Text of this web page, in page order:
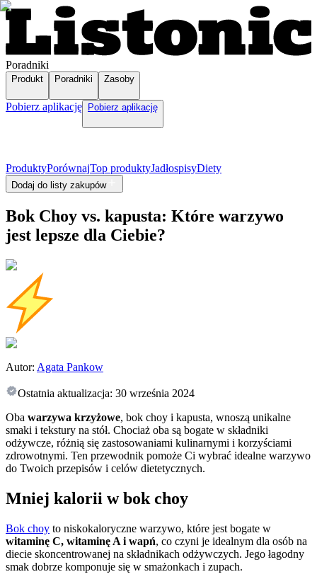
Poradniki
Produkt Poradniki Zasoby
Pobierz aplikację Pobierz aplikację
ProduktyPorównajTop produktyJadłospisyDiety
Dodaj do listy zakupów
Bok Choy vs. kapusta: Które warzywo
jest lepsze dla Ciebie?
Autor: Agata Pankow
Ostatnia aktualizacja: 30 września 2024
Oba warzywa krzyżowe, bok choy i kapusta, wnoszą unikalne
smaki i tekstury na stół. Chociaż oba są bogate w składniki
odżywcze, różnią się zastosowaniami kulinarnymi i korzyściami
zdrowotnymi. Ten przewodnik pomoże Ci wybrać idealne warzywo
do Twoich przepisów i celów dietetycznych.
Mniej kalorii w bok choy
Bok choy to niskokaloryczne warzywo, które jest bogate w
witaminę C, witaminę A i wapń, co czyni je idealnym dla osób na
diecie skoncentrowanej na składnikach odżywczych. Jego łagodny
smak dobrze komponuje się w smażonkach i zupach.